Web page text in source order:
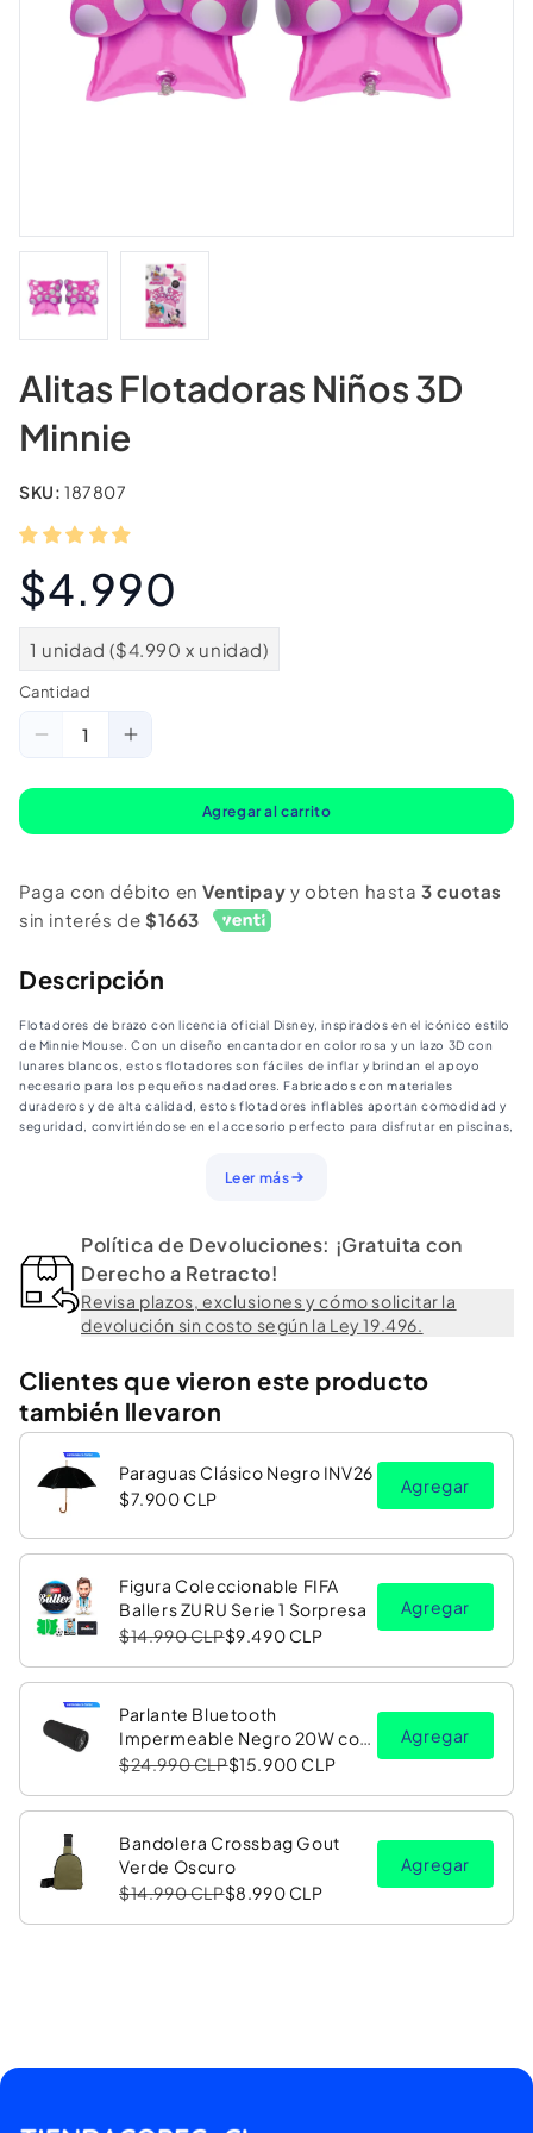
Alitas Flotadoras Niños 3D
Minnie
SKU: 187807
Precio
habitual
$4.990
1 unidad ($4.990 x unidad)
Cantidad
Cantidad
Reducir
cantidad
Flotadoras
Niños
Minnie
Aumentar
cantidad
Flotadoras
Niños
Minnie
Agregar al carrito
Paga con débito enVentipay y obten hasta3 cuotas
sin interés de $1663
Descripción
Flotadores de brazo con licencia oficial Disney, inspirados en el icónico estilo
de Minnie Mouse. Con un diseño encantador en color rosa y un lazo 3D con
lunares blancos, estos flotadores son fáciles de inflar y brindan el apoyo
necesario para los pequeños nadadores. Fabricados con materiales
duraderos y de alta calidad, estos flotadores inflables aportan comodidad y
seguridad, convirtiéndose en el accesorio perfecto para disfrutar en piscinas,
Leer más
Política de Devoluciones: ¡Gratuita con
Derecho a Retracto!
Revisa plazos, exclusiones y cómo solicitar la
devolución sin costo según la Ley 19.496.
Clientes que vieron este producto
también llevaron
Paraguas Clásico Negro INV26
$7.900 CLP
Agregar
Figura Coleccionable FIFA
Ballers ZURU Serie 1 Sorpresa
$14.990 CLP$9.490 CLP
Agregar
Parlante Bluetooth
Impermeable Negro 20W con
Luz LED RGB PV26 Copec
$24.990 CLP$15.900 CLP
Agregar
Bandolera Crossbag Gout
Verde Oscuro
$14.990 CLP$8.990 CLP
Agregar